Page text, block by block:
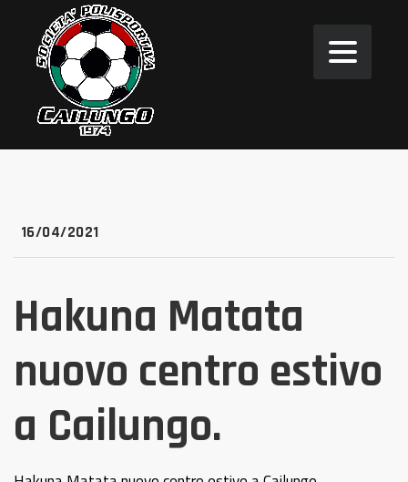
16/04/2021
Hakuna Matata
nuovo centro estivo
a Cailungo.